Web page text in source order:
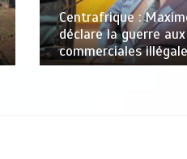
Centrafrique :
déclare la guerre
commerciales